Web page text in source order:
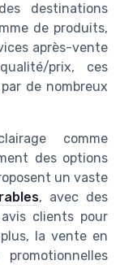
destinations
de produits,
après-vente
prix, ces
de nombreux
comme
des options
un vaste
, avec des
clients pour
la vente en